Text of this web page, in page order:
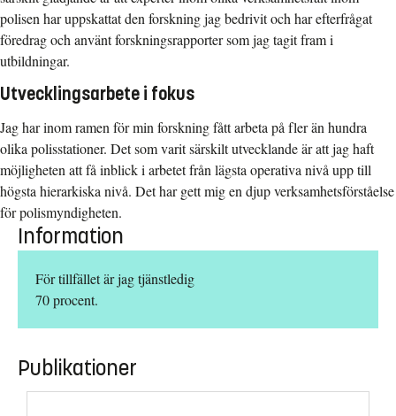
polisen har uppskattat den forskning jag bedrivit och har efterfrågat
föredrag och använt forskningsrapporter som jag tagit fram i
utbildningar.
Utvecklingsarbete i fokus
Jag har inom ramen för min forskning fått arbeta på fler än hundra
olika polisstationer. Det som varit särskilt utvecklande är att jag haft
möjligheten att få inblick i arbetet från lägsta operativa nivå upp till
högsta hierarkiska nivå. Det har gett mig en djup verksamhetsförståelse
för polismyndigheten.
Information
För tillfället är jag tjänstledig
70 procent.
Publikationer